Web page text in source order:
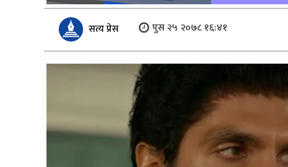
सत्य प्रेस पुस २५ २०७८ १६:४१